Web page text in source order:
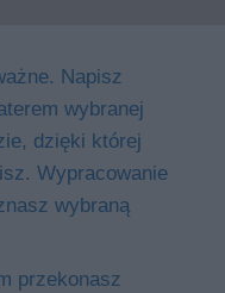
Napisz
wybranej
dzięki której
Wypracowanie
wybraną
przekonasz